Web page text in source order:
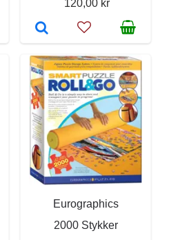
120,00 kr
Eurographics
2000 Stykker